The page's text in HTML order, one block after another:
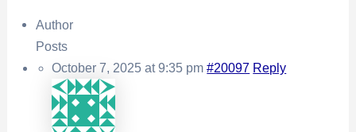
Author
Posts
October 7, 2025 at 9:35 pm #20097 Reply